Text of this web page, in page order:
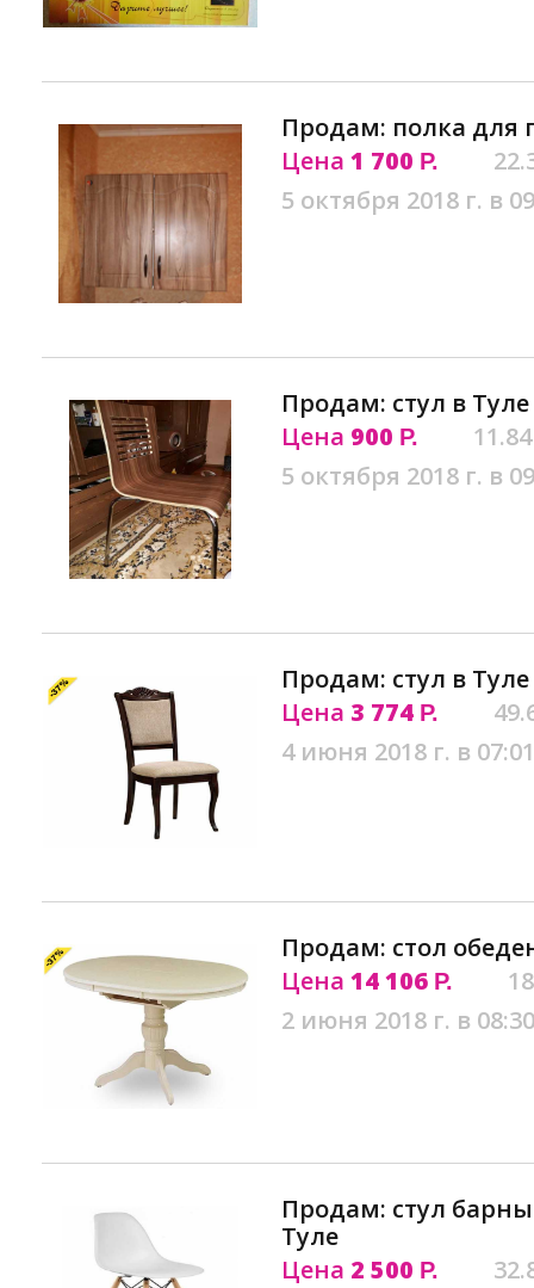
Продам: полка для
Цена 1 700 Р.
5 октября 2018 г. в
Продам: стул в Туле
Цена 900 Р.
5 октября 2018 г. в
Продам: стул в Туле
Цена 3 774 Р.
4 июня 2018 г. в 07:01
Продам: стол
Цена 14 106 Р.
2 июня 2018 г. в 08:30
Продам: стул
Туле
Цена 2 500 Р.